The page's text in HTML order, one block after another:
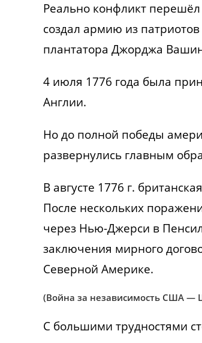
Реально конфликт перешёл
создал армию из
плантатора Джорджа
4 июля 1776 года была
Англии.
Но до полной победы
развернулись главным
В августе 1776 г.
После нескольких
через Нью-Джерси в
заключения мирного
Северной Америке.
(Война за независимость США —
С большими трудностями